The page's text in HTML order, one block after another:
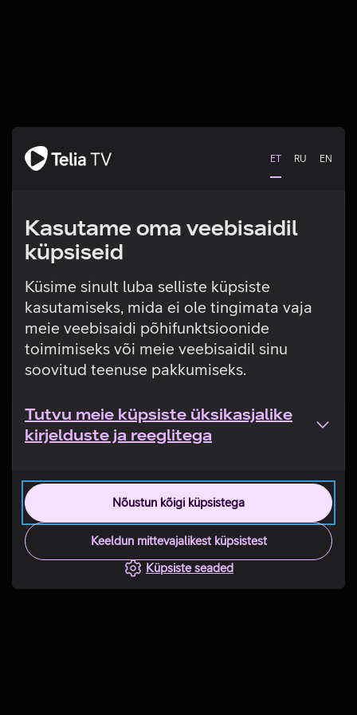
ET RU EN
Kasutame oma veebisaidil
küpsiseid
Küsime sinult luba selliste küpsiste
kasutamiseks, mida ei ole tingimata vaja
meie veebisaidi põhifunktsioonide
toimimiseks või meie veebisaidil sinu
soovitud teenuse pakkumiseks.
Tutvu meie küpsiste üksikasjalike
kirjelduste ja reeglitega
Nõustun kõigi küpsistega
Keeldun mittevajalikest küpsistest
Küpsiste seaded
Tehniline viga